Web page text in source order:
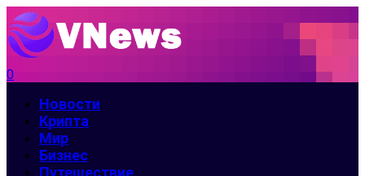
0
Новости
Крипта
Мир
Бизнес
Путешествие